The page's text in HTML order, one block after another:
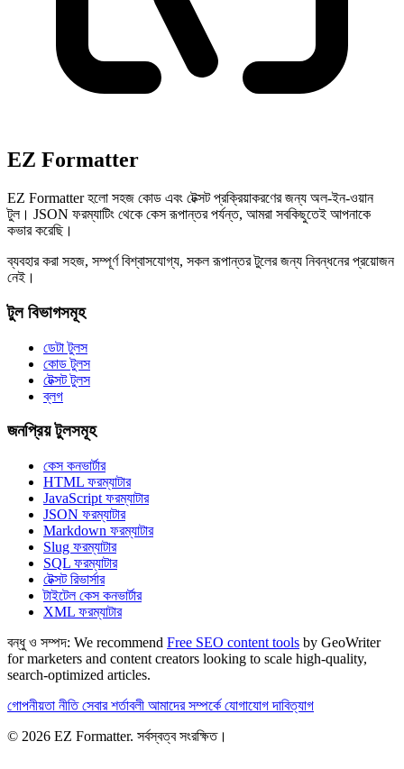
EZ Formatter
EZ Formatter হলো সহজ কোড এবং টেক্সট প্রক্রিয়াকরণের জন্য অল-ইন-ওয়ান
টুল। JSON ফরম্যাটিং থেকে কেস রূপান্তর পর্যন্ত, আমরা সবকিছুতেই আপনাকে
কভার করেছি।
ব্যবহার করা সহজ, সম্পূর্ণ বিশ্বাসযোগ্য, সকল রূপান্তর টুলের জন্য নিবন্ধনের প্রয়োজন
নেই।
টুল বিভাগসমূহ
ডেটা টুলস
কোড টুলস
টেক্সট টুলস
ব্লগ
জনপ্রিয় টুলসমূহ
কেস কনভার্টার
HTML ফরম্যাটার
JavaScript ফরম্যাটার
JSON ফরম্যাটার
Markdown ফরম্যাটার
Slug ফরম্যাটার
SQL ফরম্যাটার
টেক্সট রিভার্সার
টাইটেল কেস কনভার্টার
XML ফরম্যাটার
বন্ধু ও সম্পদ: We recommend Free SEO content tools by GeoWriter
for marketers and content creators looking to scale high-quality,
search-optimized articles.
গোপনীয়তা নীতিসেবার শর্তাবলী আমাদের সম্পর্কে যোগাযোগদাবিত্যাগ
© 2026 EZ Formatter. সর্বস্বত্ব সংরক্ষিত।